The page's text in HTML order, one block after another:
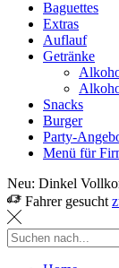
Baguettes
Extras
Auflauf
Getränke
Snacks
Burger
Party-
Menü für
Neu: Dinkel
Fahrer gesucht
Sucheingabe